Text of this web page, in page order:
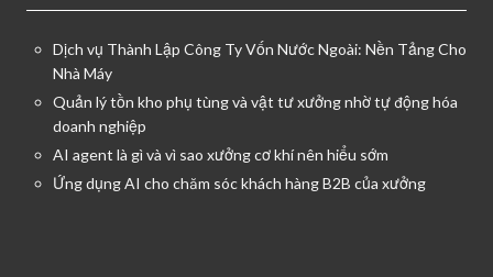
Dịch vụ Thành Lập Công Ty Vốn Nước Ngoài: Nền Tảng Cho
Nhà Máy
Quản lý tồn kho phụ tùng và vật tư xưởng nhờ tự động hóa
doanh nghiệp
AI agent là gì và vì sao xưởng cơ khí nên hiểu sớm
Ứng dụng AI cho chăm sóc khách hàng B2B của xưởng